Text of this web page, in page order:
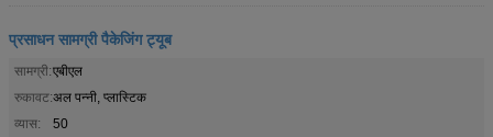
प्रसाधन सामग्री पैकेजिंग ट्यूब
सामग्री:एबीएल
रुकावट:अल पन्नी, प्लास्टिक
व्यास:
50